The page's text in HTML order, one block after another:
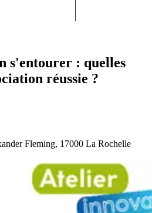
s'entourer : quelles
réussie ?
Fleming, 17000 La Rochelle